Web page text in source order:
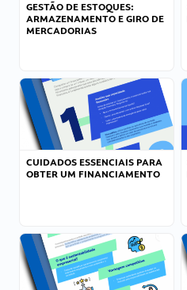
GESTÃO DE ESTOQUES:
ARMAZENAMENTO E GIRO DE
MERCADORIAS
CUIDADOS ESSENCIAIS PARA
OBTER UM FINANCIAMENTO